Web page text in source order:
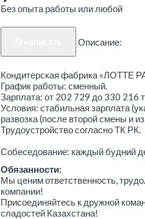
Без опыта работы или любой
Описание:
Кондитерская фабрика «ЛОТТЕ
График работы: сменный.
Зарплата: от 202 729 до 330 216
Условия: стабильная зарплата
развозка (после второй смены и
Трудоустройство согласно ТК РК.
Собеседование: каждый будний
Обязанности:
Мы ценим ответственность,
компании!
Присоединяйтесь к дружной
сладостей Казахстана!